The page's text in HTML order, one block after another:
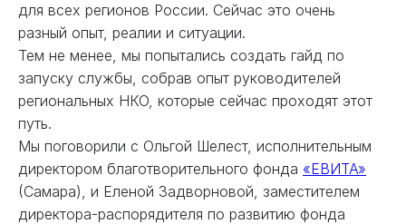
для всех регионов России. Сейчас это очень
разный опыт, реалии и ситуации.
Тем не менее, мы попытались создать гайд по
запуску службы, собрав опыт руководителей
региональных НКО, которые сейчас проходят этот
путь.
Мы поговорили с Ольгой Шелест, исполнительным
директором благотворительного фонда «ЕВИТА»
(Самара), и Еленой Задворновой, заместителем
директора-распорядителя по развитию фонда